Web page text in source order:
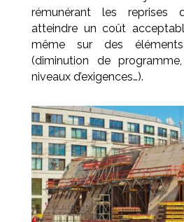
rémunérant les reprises
atteindre un coût
même sur des
(diminution de
niveaux d’exigences…).